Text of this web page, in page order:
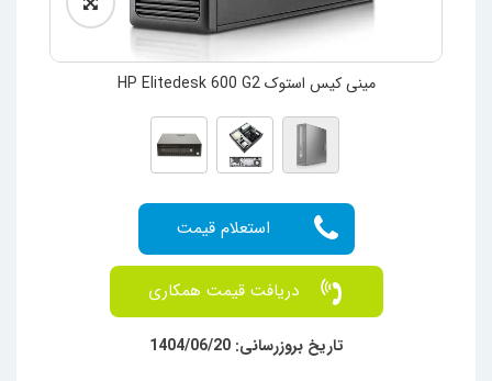
مینی کیس استوک HP Elitedesk 600 G2
تاریخ بروزرسانی: 1404/06/20
دریافت قیمت همکاری